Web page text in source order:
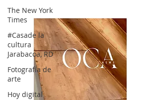
The New York
Times
#Casade la
cultura
Jarabacoa, RD
Fotografía de
arte
Hoy digital